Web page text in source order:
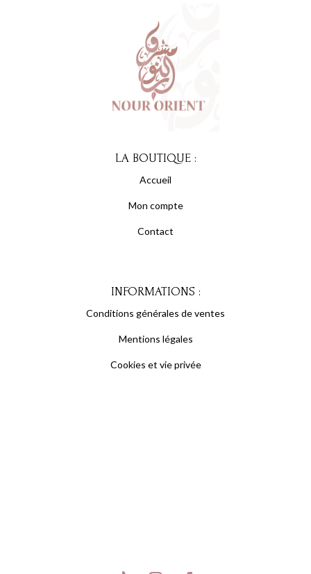
LA BOUTIQUE :
Accueil
Mon compte
Contact
INFORMATIONS :
Conditions générales de ventes
Mentions légales
Cookies et vie privée